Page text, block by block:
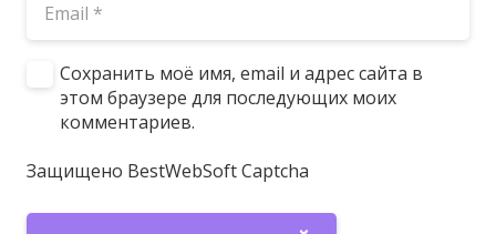
Сохранить моё имя, email и адрес сайта в
этом браузере для последующих моих
комментариев.
Защищено BestWebSoft Captcha